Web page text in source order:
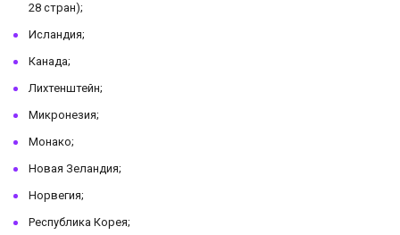
28 стран);
Исландия;
Канада;
Лихтенштейн;
Микронезия;
Монако;
Новая Зеландия;
Норвегия;
Республика Корея;